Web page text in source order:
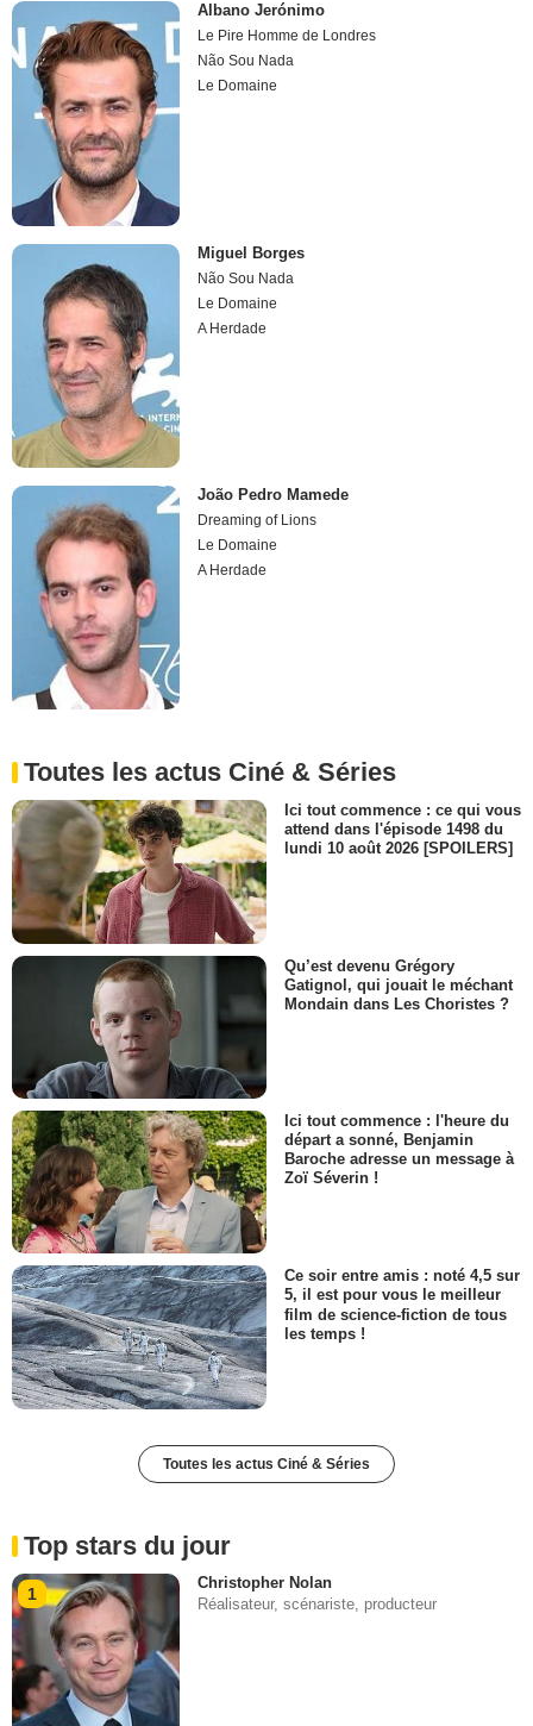
Albano Jerónimo
Le Pire Homme de Londres
Não Sou Nada
Le Domaine
Miguel Borges
Não Sou Nada
Le Domaine
A Herdade
João Pedro Mamede
Dreaming of Lions
Le Domaine
A Herdade
Toutes les actus Ciné & Séries
Ici tout commence : ce qui vous
attend dans l'épisode 1498 du
lundi 10 août 2026 [SPOILERS]
Qu’est devenu Grégory
Gatignol, qui jouait le méchant
Mondain dans Les Choristes ?
Ici tout commence : l'heure du
départ a sonné, Benjamin
Baroche adresse un message à
Zoï Séverin !
Ce soir entre amis : noté 4,5 sur
5, il est pour vous le meilleur
film de science-fiction de tous
les temps !
Toutes les actus Ciné & Séries
Top stars du jour
1
Christopher Nolan
Réalisateur, scénariste, producteur